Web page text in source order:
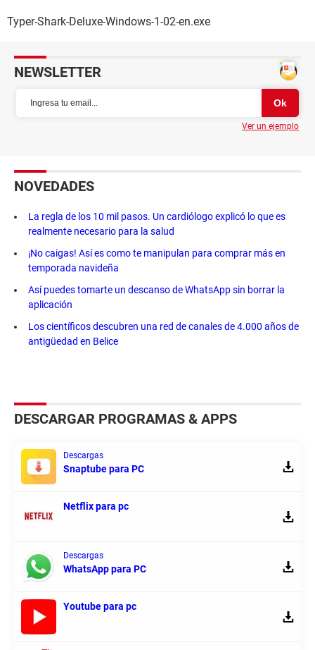
Typer-Shark-Deluxe-Windows-1-02-en.exe
NEWSLETTER
Ver un ejemplo
NOVEDADES
La regla de los 10 mil pasos. Un cardiólogo explicó lo que es
realmente necesario para la salud
¡No caigas! Así es como te manipulan para comprar más en
temporada navideña
Así puedes tomarte un descanso de WhatsApp sin borrar la
aplicación
Los científicos descubren una red de canales de 4.000 años de
antigüedad en Belice
DESCARGAR PROGRAMAS & APPS
Descargas
Snaptube para PC
Netflix para pc
Descargas
WhatsApp para PC
Youtube para pc